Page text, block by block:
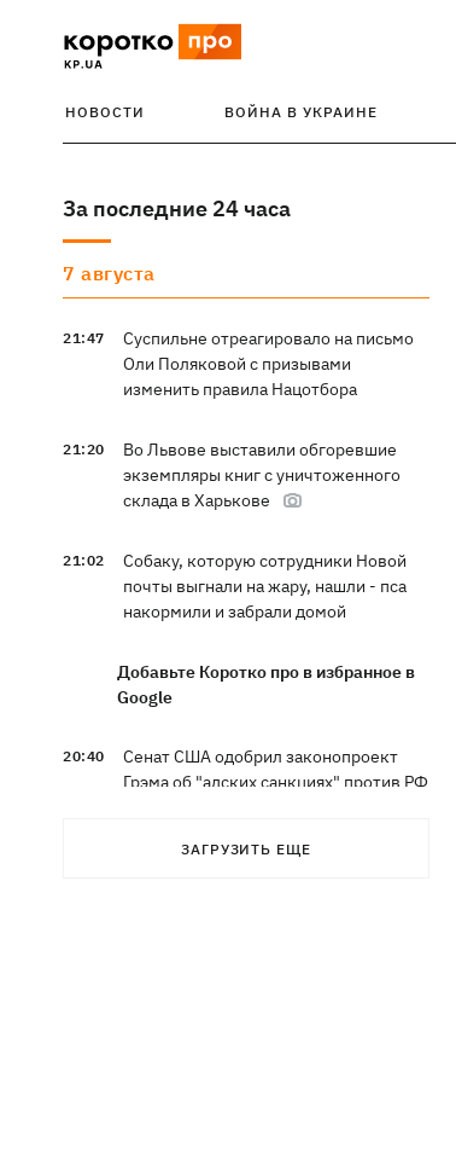
НОВОСТИ ВОЙНА В УКРАИНЕ
За последние 24 часа
7 августа
21:47
Суспильне отреагировало на письмо
Оли Поляковой с призывами
изменить правила Нацотбора
21:20
Во Львове выставили обгоревшие
экземпляры книг с уничтоженного
склада в Харькове
21:02
Собаку, которую сотрудники Новой
почты выгнали на жару, нашли - пса
накормили и забрали домой
Добавьте Коротко про в избранное в
Google
20:40
Сенат США одобрил законопроект
Грэма об "адских санкциях" против РФ
Зеленский впервые прибыл в Сербию
ЗАГРУЗИТЬ ЕЩЕ